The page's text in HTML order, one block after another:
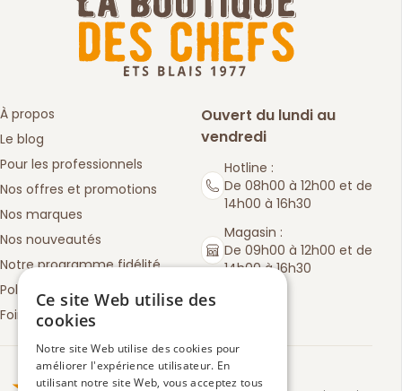
À propos
Le blog
Pour les professionnels
Nos offres et promotions
Nos marques
Nos nouveautés
Notre programme fidélité
Politique de retours
Foire aux questions
Ouvert du lundi au
vendredi
Hotline :
De 08h00 à 12h00 et de
14h00 à 16h30
Magasin :
De 09h00 à 12h00 et de
14h00 à 16h30
Truspilot : La Boutique des chefs
Ce site Web utilise des
cookies
Notre site Web utilise des cookies pour
améliorer l'expérience utilisateur. En
utilisant notre site Web, vous acceptez tous